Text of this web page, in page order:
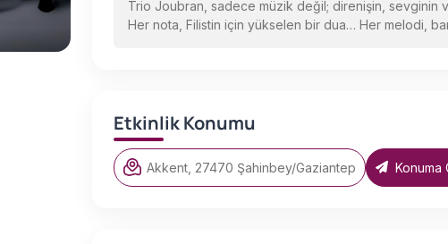
Trio Joubran, sadece müzik değil; direnişin, sevginin
Her nota, Filistin için yükselen bir dua… Her melodi,
Etkinlik Konumu
Akkent, 27470 Şahinbey/Gaziantep Konuma